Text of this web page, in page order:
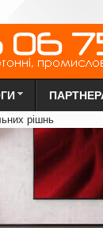
рішнь